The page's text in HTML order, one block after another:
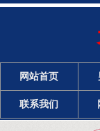
网站首页
联系我们